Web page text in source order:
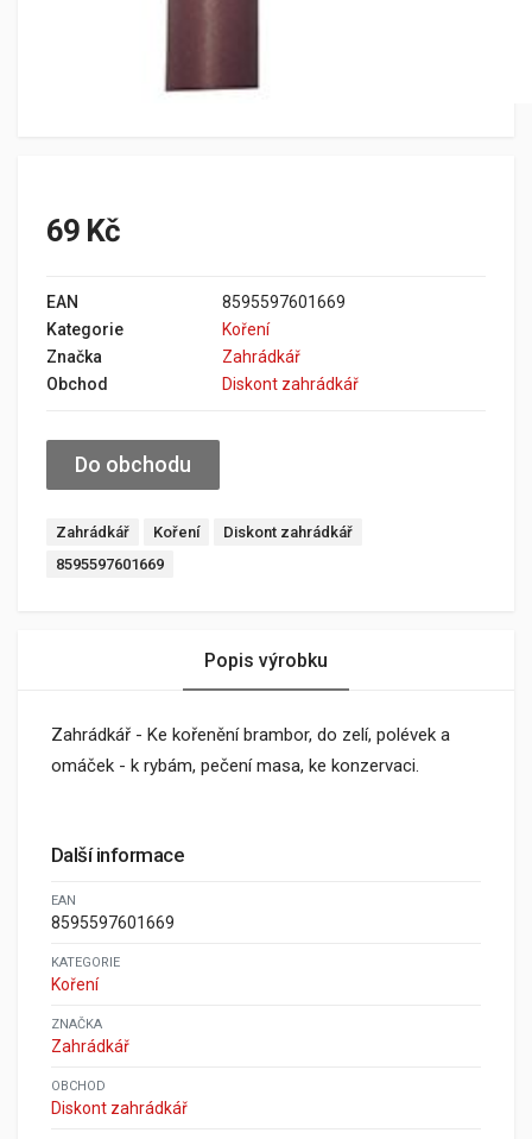
69 Kč
EAN
8595597601669
Kategorie
Koření
Značka
Zahrádkář
Obchod
Diskont zahrádkář
Do obchodu
Zahrádkář Koření
Diskont zahrádkář
8595597601669
Popis výrobku
Zahrádkář - Ke kořenění brambor, do zelí, polévek a
omáček - k rybám, pečení masa, ke konzervaci.
Další informace
EAN
8595597601669
KATEGORIE
Koření
ZNAČKA
Zahrádkář
OBCHOD
Diskont zahrádkář